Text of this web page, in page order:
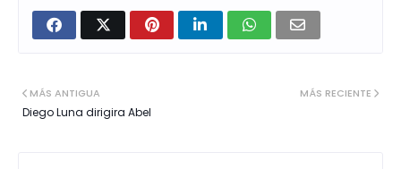
MÁS RECIENTE
MÁS ANTIGUA
Diego Luna dirigira Abel